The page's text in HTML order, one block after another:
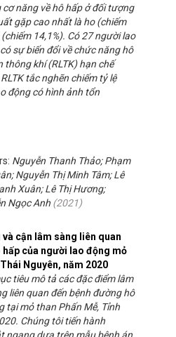
năng về hô hấp ở đối tượng
gặp cao nhất là ho (chiếm
14,1%). Có 27 người lao
sự biến đổi về chức năng hô
thông khí (RLTK) hạn chế
tắc nghẽn chiếm tỷ lệ
động có hình ảnh tổn
cận lâm sàng liên quan
của người lao động mỏ
Nguyên, năm 2020
Nguyễn Thanh Thảo; Phạm
Nguyễn Thị Minh Tâm; Lê
Xuân; Lê Thị Hương;
Ngọc Anh (2021)
tiêu mô tả các đặc điểm lâm
liên quan đến bệnh đường hô
tại mỏ than Phấn Mễ, Tỉnh
Chúng tôi tiến hành